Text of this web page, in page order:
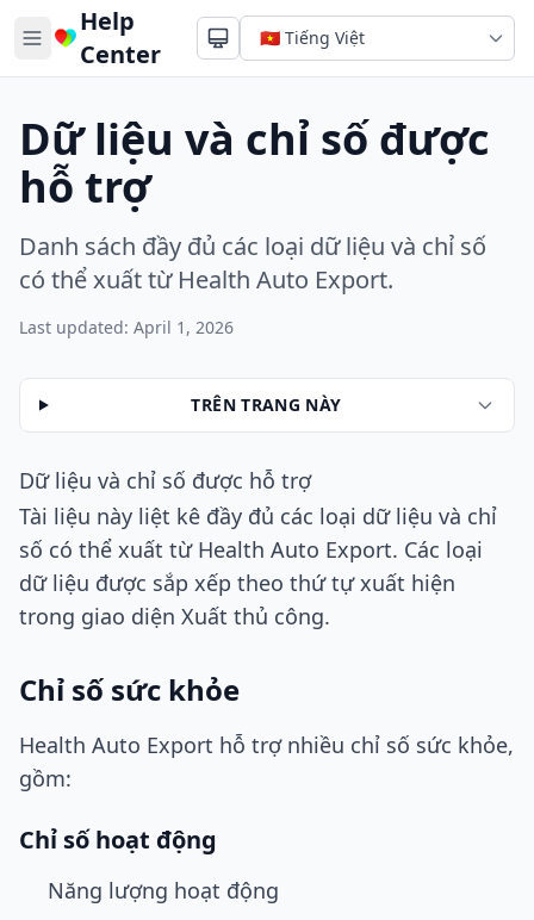
Help
Center
Dữ liệu và chỉ số được
hỗ trợ
Danh sách đầy đủ các loại dữ liệu và chỉ số
có thể xuất từ Health Auto Export.
Last updated: April 1, 2026
TRÊN TRANG NÀY
Dữ liệu và chỉ số được hỗ trợ
Tài liệu này liệt kê đầy đủ các loại dữ liệu và chỉ
số có thể xuất từ Health Auto Export. Các loại
dữ liệu được sắp xếp theo thứ tự xuất hiện
trong giao diện Xuất thủ công.
Chỉ số sức khỏe
Health Auto Export hỗ trợ nhiều chỉ số sức khỏe,
gồm:
Chỉ số hoạt động
Năng lượng hoạt động